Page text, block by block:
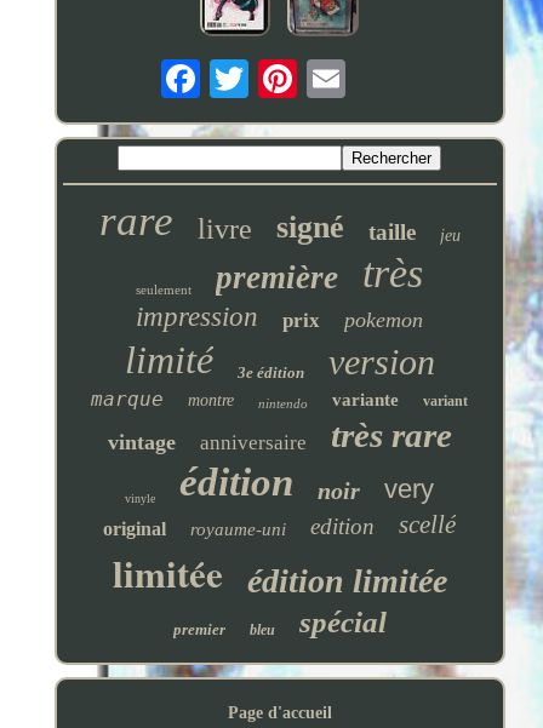
rare livre signé taille jeu
seulement première très
impression prix pokemon
limité 3e édition version
marque montre nintendo variante variant
vintage anniversaire très rare
vinyle édition noir very
original royaume-uni edition scellé
limitée édition limitée
premier bleu spécial
Page d'accueil